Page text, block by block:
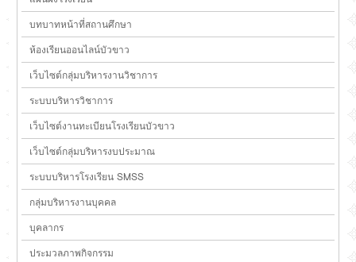
บทบาทหน้าที่สถานศึกษา
ห้องเรียนออนไลน์บัวขาว
เว็บไซต์กลุ่มบริหารงานวิชาการ
ระบบบริหารวิชาการ
เว็บไซต์งานทะเบียนโรงเรียนบัวขาว
เว็บไซต์กลุ่มบริหารงบประมาณ
ระบบบริหารโรงเรียน SMSS
กลุ่มบริหารงานบุคคล
บุคลากร
ประมวลภาพกิจกรรม